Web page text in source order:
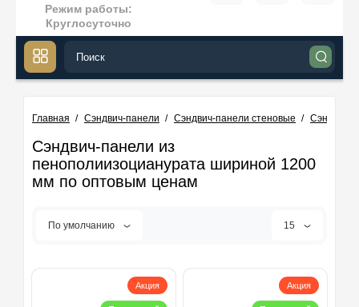
Режим работы:
Круглосуточно
Главная Сэндвич-панели Сэндвич-панели стеновые Сэндвич-
Сэндвич-панели из
пенополиизоцианурата шириной 1200
мм по оптовым ценам
По умолчанию 15
Акция Акция